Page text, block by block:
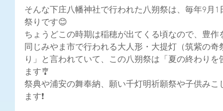
そんな下庄八幡神社で行われた八朔祭は、毎年9月
祭りです😊
ちょうどこの時期は稲穂が出てくる頃なので、豊
同じみやま市で行われる大人形・大提灯（筑紫の奇
り」と言われていて、この八朔祭は「夏の終わり
ます🎐
祭典や浦安の舞奉納、願い千灯明祈願祭や子供み
ます❗